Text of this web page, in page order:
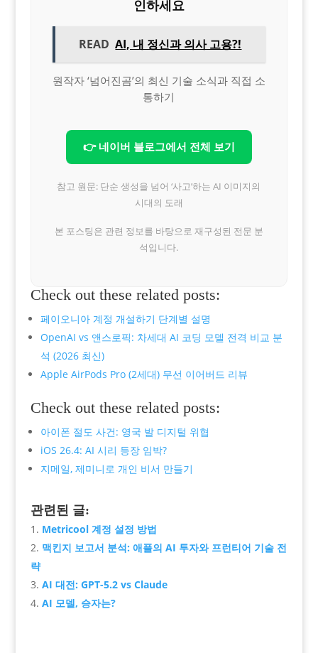
인하세요
READ AI, 내 정신과 의사 고용?!
원작자 ‘넘어진곰’의 최신 기술 소식과 직접 소
통하기
👉 네이버 블로그에서 전체 보기
참고 원문: 단순 생성을 넘어 ‘사고’하는 AI 이미지의
시대의 도래
본 포스팅은 관련 정보를 바탕으로 재구성된 전문 분
석입니다.
Check out these related posts:
페이오니아 계정 개설하기 단계별 설명
OpenAI vs 앤스로픽: 차세대 AI 코딩 모델 전격 비교 분
석 (2026 최신)
Apple AirPods Pro (2세대) 무선 이어버드 리뷰
Check out these related posts:
아이폰 절도 사건: 영국 발 디지털 위협
iOS 26.4: AI 시리 등장 임박?
지메일, 제미니로 개인 비서 만들기
관련된 글:
Metricool 계정 설정 방법
맥킨지 보고서 분석: 애플의 AI 투자와 프런티어 기술 전
략
AI 대전: GPT-5.2 vs Claude
AI 모델, 승자는?